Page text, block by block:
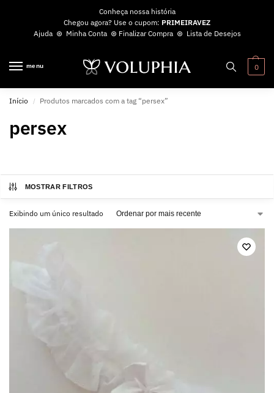
Conheça nossa história
Chegou agora? Use o cupom: PRIMEIRAVEZ
Ajuda⊛ Minha Conta⊛ Finalizar Compra⊛ Lista de Desejos
menu 0
Início / Produtos marcados com a tag “persex”
persex
MOSTRAR FILTROS
Exibindo um único resultado